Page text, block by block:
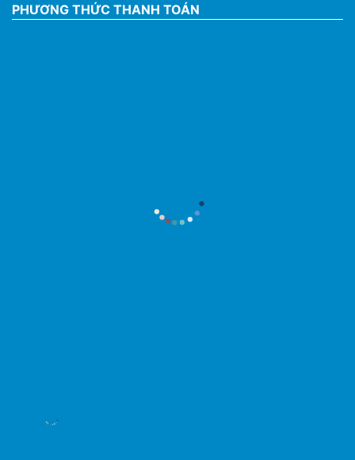
PHƯƠNG THỨC THANH TOÁN